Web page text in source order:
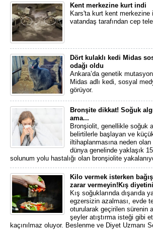
Kent merkezine kurt indi
Kars'ta kurt kent merkezine
vatandaş tarafından cep
Dört kulaklı kedi Midas
odağı oldu
Ankara’da genetik
Midas adlı kedi, sosyal
görüyor.
Bronşite dikkat! Soğuk
ama...
Bronşiolit, genellikle soğuk
belirtilerle başlayan ve
iltihaplanmasına neden olan
dünya genelinde yaklaşık
solunum yolu hastalığı olan bronşiolite
Kilo vermek isterken
zarar vermeyin!Kış
Kış soğuklarında dışarıda
egzersizin azalması, evde
oturularak geçirilen sürenin
şeyler atıştırma isteği gibi
kaçınılmaz oluyor. Beslenme ve Diyet Uzmanı